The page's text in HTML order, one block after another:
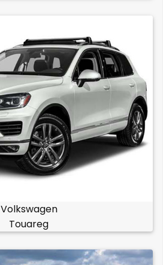
Volkswagen
Touareg